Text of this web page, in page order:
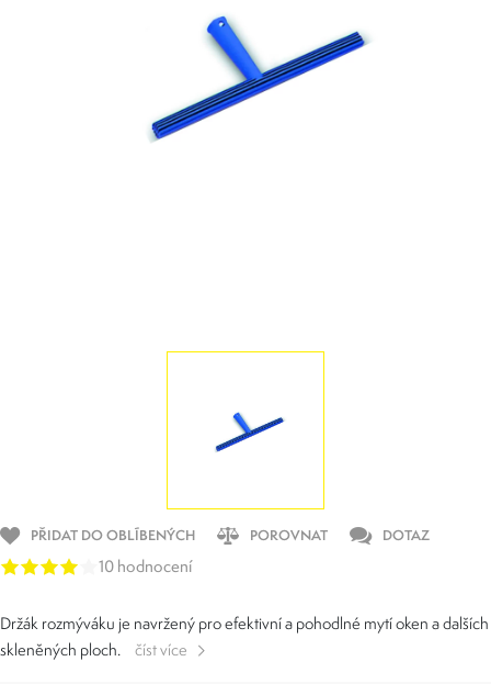
PŘIDAT DO OBLÍBENÝCH POROVNAT DOTAZ
10 hodnocení
Držák rozmýváku je navržený pro efektivní a pohodlné mytí oken a dalších
skleněných ploch.
číst více